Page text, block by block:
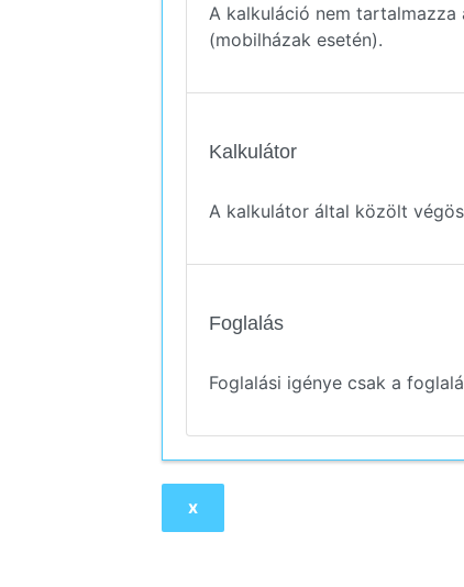
A kalkuláció nem
(mobilházak esetén).
Kalkulátor
A kalkulátor által közölt
Foglalás
Foglalási igénye csak a
x